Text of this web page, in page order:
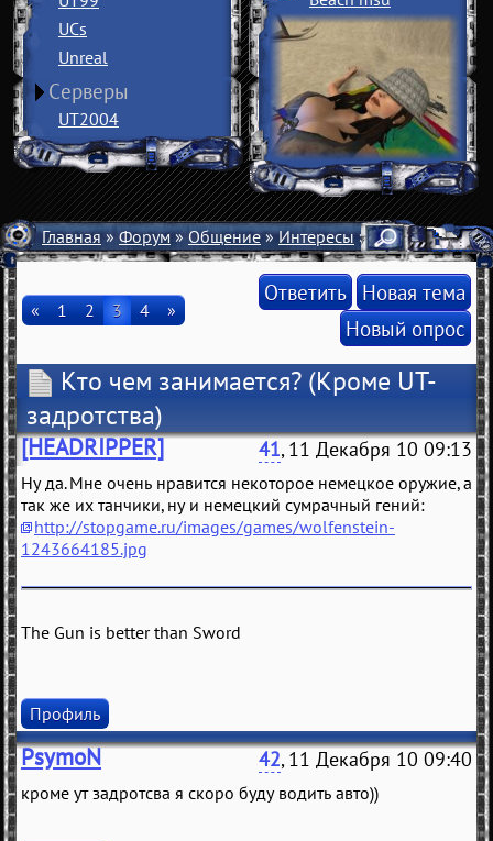
UCs
Unreal
Серверы
UT2004
Главная»Форум»Общение»Интересы» Кто чем
« 1 2 3 4 »
Ответить Новая тема
Новый опрос
Кто чем занимается? (Кроме UT-
задротства)
[HEADRIPPER] 41, 11 Декабря 10 09:13
Ну да. Мне очень нравится некоторое немецкое оружие, а
так же их танчики, ну и немецкий сумрачный гений:
http://stopgame.ru/images/games/wolfenstein-
1243664185.jpg
The Gun is better than Sword
Профиль
PsymoN 42, 11 Декабря 10 09:40
кроме ут задротсва я скоро буду водить авто))